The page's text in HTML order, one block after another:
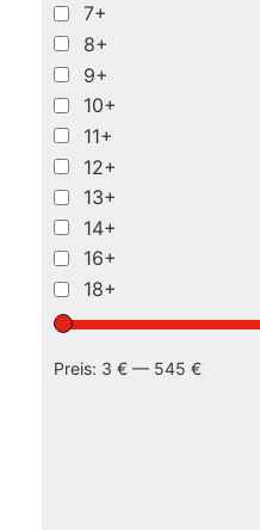
7+
8+
9+
10+
11+
12+
13+
14+
16+
18+
Preis: 3 € — 545 €